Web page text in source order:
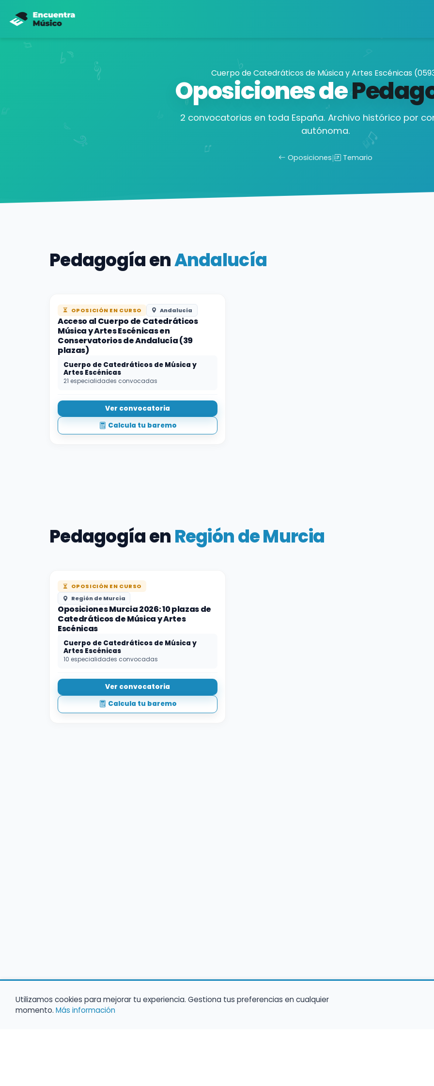
Cuerpo de Catedráticos de Música y Artes Escénicas
Oposiciones de
2 convocatorias en toda España. Archivo histórico por
autónoma.
Oposiciones| Temario
Pedagogía enAndalucía
OPOSICIÓN EN CURSO Andalucía
Acceso al Cuerpo de Catedráticos
Música y Artes Escénicas en
Conservatorios de Andalucía (39
plazas)
Cuerpo de Catedráticos de Música y
Artes Escénicas
21 especialidades convocadas
Ver convocatoria
Calcula tu baremo
Pedagogía enRegión de Murcia
OPOSICIÓN EN CURSO
Región de Murcia
Oposiciones Murcia 2026: 10 plazas de
Catedráticos de Música y Artes
Escénicas
Cuerpo de Catedráticos de Música y
Artes Escénicas
10 especialidades convocadas
Ver convocatoria
Calcula tu baremo
Utilizamos cookies para mejorar tu experiencia. Gestiona tus preferencias en cualquier
momento. Más información